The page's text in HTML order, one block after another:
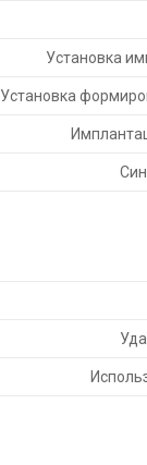
Установка
Установка